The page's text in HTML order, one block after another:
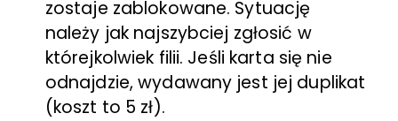
zostaje zablokowane. Sytuację
należy jak najszybciej zgłosić w
którejkolwiek filii. Jeśli karta się nie
odnajdzie, wydawany jest jej duplikat
(koszt to 5 zł).